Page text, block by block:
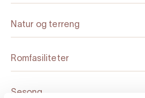
Natur og terreng
Romfasiliteter
Sesong